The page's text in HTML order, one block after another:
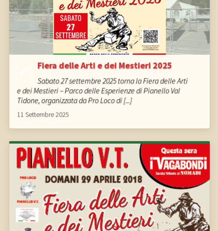
Fiera delle Arti e dei Mestieri 2025
Sabato 27 settembre 2025 torna la Fiera delle Arti
e dei Mestieri – Parco delle Esperienze di Pianello Val
Tidone, organizzata da Pro Loco di [...]
11 Settembre 2025